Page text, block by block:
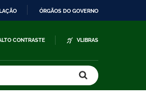
ÓRGÃOS DO GOVERNO
CONTRASTE VLIBRAS